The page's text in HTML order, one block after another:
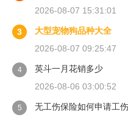
2026-08-07 15:31:01
3
大型宠物狗品种大全
2026-08-07 09:25:47
4
英斗一月花销多少
2026-08-06 03:00:52
5 无工伤保险如何申请工